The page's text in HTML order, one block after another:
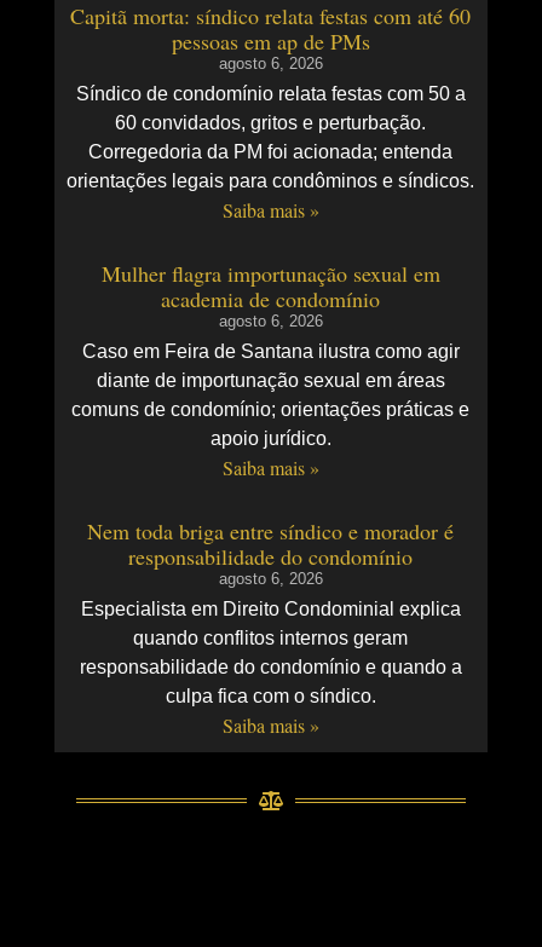
Capitã morta: síndico relata festas com até 60
pessoas em ap de PMs
agosto 6, 2026
Síndico de condomínio relata festas com 50 a
60 convidados, gritos e perturbação.
Corregedoria da PM foi acionada; entenda
orientações legais para condôminos e síndicos.
Saiba mais »
Mulher flagra importunação sexual em
academia de condomínio
agosto 6, 2026
Caso em Feira de Santana ilustra como agir
diante de importunação sexual em áreas
comuns de condomínio; orientações práticas e
apoio jurídico.
Saiba mais »
Nem toda briga entre síndico e morador é
responsabilidade do condomínio
agosto 6, 2026
Especialista em Direito Condominial explica
quando conflitos internos geram
responsabilidade do condomínio e quando a
culpa fica com o síndico.
Saiba mais »